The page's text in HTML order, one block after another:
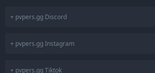
+ pvpers.gg Discord
+ pvpers.gg Instagram
+ pvpers.gg Tiktok